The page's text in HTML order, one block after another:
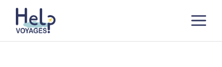
Aller
contenu